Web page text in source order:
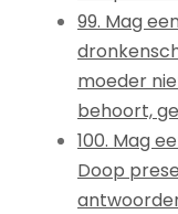
99. Mag
moeder
behoort,
100. Mag
Doop